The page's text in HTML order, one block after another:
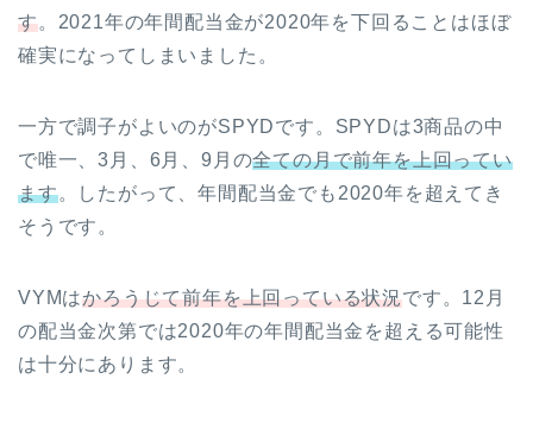
す。2021年の年間配当金が2020年を下回ることはほぼ
確実になってしまいました。
一方で調子がよいのがSPYDです。SPYDは3商品の中
で唯一、3月、6月、9月の全ての月で前年を上回ってい
ます。したがって、年間配当金でも2020年を超えてき
そうです。
VYMはかろうじて前年を上回っている状況です。12月
の配当金次第では2020年の年間配当金を超える可能性
は十分にあります。